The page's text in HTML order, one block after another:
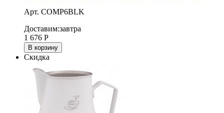
Арт. COMP6BLK
Доставим:завтра
1 676 Р
В корзину
Скидка